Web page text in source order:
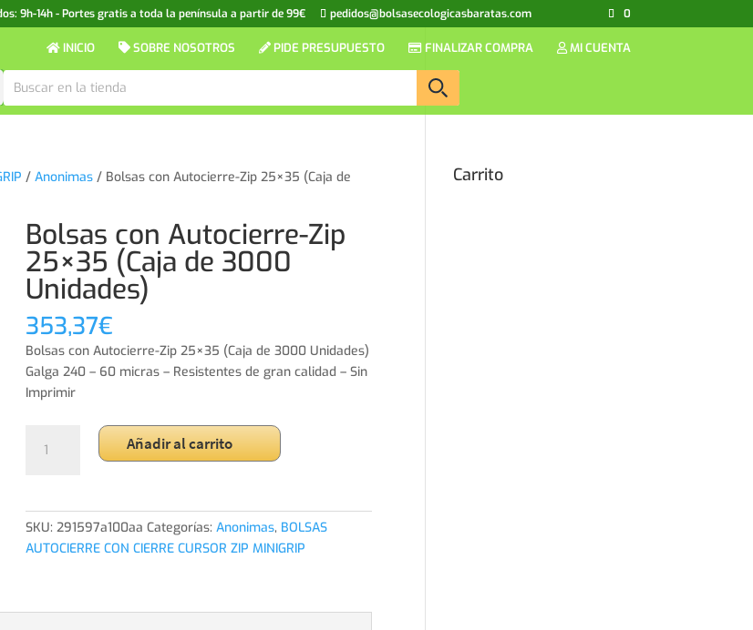
9h-14h - Portes gratis a toda la península a partir de 99€ pedidos@bolsasecologicasbaratas.com 0
INICIO SOBRE NOSOTROS PIDE PRESUPUESTO FINALIZAR COMPRA MI CUENTA
/Anonimas / Bolsas con Autocierre-Zip 25×35 (Caja de
Bolsas con Autocierre-Zip
25×35 (Caja de 3000
Unidades)
353,37€
Bolsas con Autocierre-Zip 25×35 (Caja de 3000 Unidades)
Galga 240 – 60 micras – Resistentes de gran calidad – Sin
Imprimir
25x35
(Caja
Añadir al carrito
SKU:291597a100aa Categorías:Anonimas, BOLSAS
AUTOCIERRE CON CIERRE CURSOR ZIP MINIGRIP
Carrito